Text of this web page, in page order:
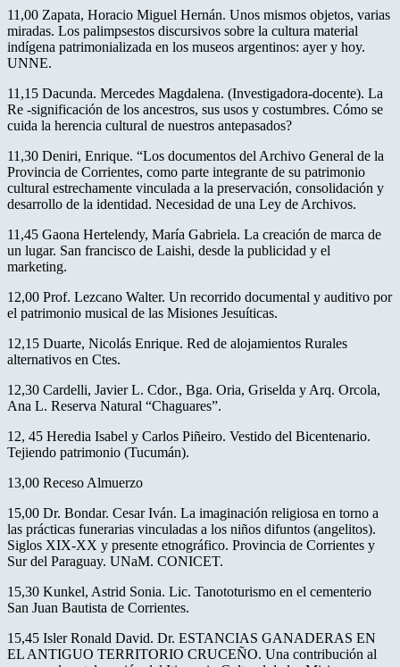
11,00 Zapata, Horacio Miguel Hernán. Unos mismos objetos, varias
miradas. Los palimpsestos discursivos sobre la cultura material
indígena patrimonializada en los museos argentinos: ayer y hoy.
UNNE.
11,15 Dacunda. Mercedes Magdalena. (Investigadora-docente). La
Re -significación de los ancestros, sus usos y costumbres. Cómo se
cuida la herencia cultural de nuestros antepasados?
11,30 Deniri, Enrique. “Los documentos del Archivo General de la
Provincia de Corrientes, como parte integrante de su patrimonio
cultural estrechamente vinculada a la preservación, consolidación y
desarrollo de la identidad. Necesidad de una Ley de Archivos.
11,45 Gaona Hertelendy, María Gabriela. La creación de marca de
un lugar. San francisco de Laishi, desde la publicidad y el
marketing.
12,00 Prof. Lezcano Walter. Un recorrido documental y auditivo por
el patrimonio musical de las Misiones Jesuíticas.
12,15 Duarte, Nicolás Enrique. Red de alojamientos Rurales
alternativos en Ctes.
12,30 Cardelli, Javier L. Cdor., Bga. Oria, Griselda y Arq. Orcola,
Ana L. Reserva Natural “Chaguares”.
12, 45 Heredia Isabel y Carlos Piñeiro. Vestido del Bicentenario.
Tejiendo patrimonio (Tucumán).
13,00 Receso Almuerzo
15,00 Dr. Bondar. Cesar Iván. La imaginación religiosa en torno a
las prácticas funerarias vinculadas a los niños difuntos (angelitos).
Siglos XIX-XX y presente etnográfico. Provincia de Corrientes y
Sur del Paraguay. UNaM. CONICET.
15,30 Kunkel, Astrid Sonia. Lic. Tanototurismo en el cementerio
San Juan Bautista de Corrientes.
15,45 Isler Ronald David. Dr. ESTANCIAS GANADERAS EN
EL ANTIGUO TERRITORIO CRUCEÑO. Una contribución al